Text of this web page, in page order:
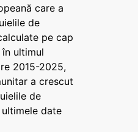
care a
de
pe cap
ultimul
2015-2025,
a crescut
de
date